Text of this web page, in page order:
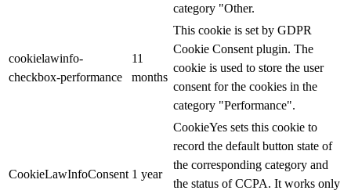
category "Other.
cookielawinfo-
checkbox-performance
11
months
This cookie is set by GDPR
Cookie Consent plugin. The
cookie is used to store the user
consent for the cookies in the
category "Performance".
CookieLawInfoConsent 1 year
CookieYes sets this cookie to
record the default button state of
the corresponding category and
the status of CCPA. It works only